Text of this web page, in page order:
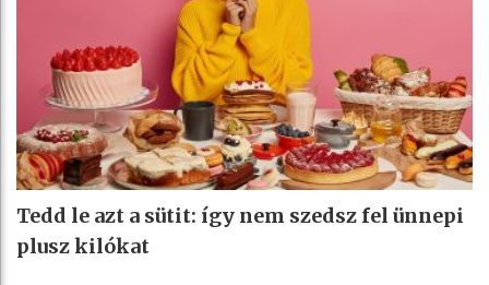
Tedd le azt a sütit: így nem szedsz fel ünnepi
plusz kilókat